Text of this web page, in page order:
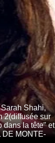
Shahi,
2(diffusée sur
dans la tête" et
DE MONTE-